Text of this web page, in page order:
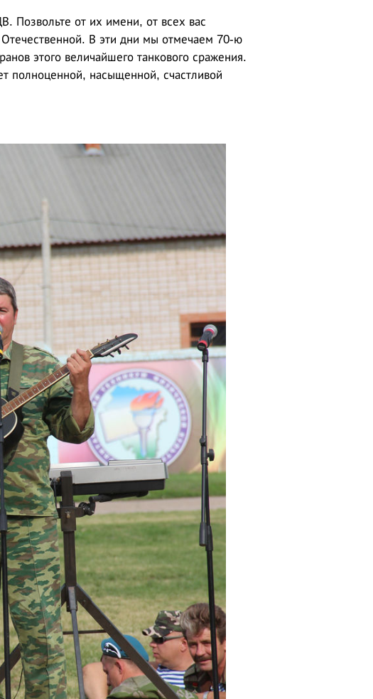
Позвольте от их имени, от всех вас
В эти дни мы отмечаем 70-ю
этого величайшего танкового сражения.
полноценной, насыщенной, счастливой